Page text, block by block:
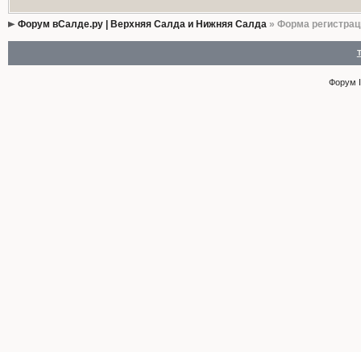
Форум вСалде.ру | Верхняя Салда и Нижняя Салда» Форма
Форум